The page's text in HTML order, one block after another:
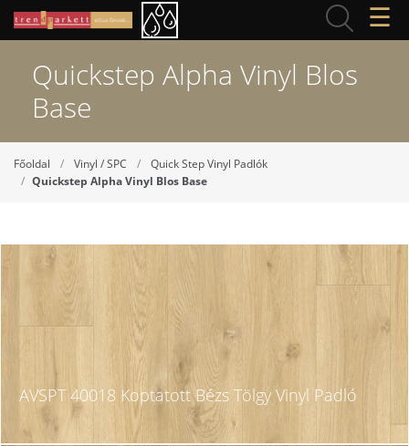
☰
Quickstep Alpha Vinyl Blos
Base
Főoldal Vinyl / SPC
Quick Step Vinyl Padlók
Quickstep Alpha Vinyl Blos Base
AVSPT 40018 Koptatott Bézs Tölgy Vinyl Padló